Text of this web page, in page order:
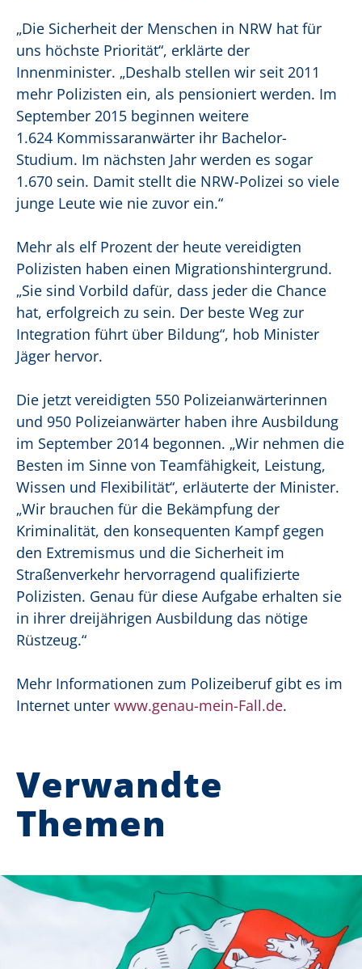
„Die Sicherheit der Menschen in NRW hat für
uns höchste Priorität“, erklärte der
Innenminister. „Deshalb stellen wir seit 2011
mehr Polizisten ein, als pensioniert werden. Im
September 2015 beginnen weitere
1.624 Kommissaranwärter ihr Bachelor-
Studium. Im nächsten Jahr werden es sogar
1.670 sein. Damit stellt die NRW-Polizei so viele
junge Leute wie nie zuvor ein.“
Mehr als elf Prozent der heute vereidigten
Polizisten haben einen Migrationshintergrund.
„Sie sind Vorbild dafür, dass jeder die Chance
hat, erfolgreich zu sein. Der beste Weg zur
Integration führt über Bildung“, hob Minister
Jäger hervor.
Die jetzt vereidigten 550 Polizeianwärterinnen
und 950 Polizeianwärter haben ihre Ausbildung
im September 2014 begonnen. „Wir nehmen die
Besten im Sinne von Teamfähigkeit, Leistung,
Wissen und Flexibilität“, erläuterte der Minister.
„Wir brauchen für die Bekämpfung der
Kriminalität, den konsequenten Kampf gegen
den Extremismus und die Sicherheit im
Straßenverkehr hervorragend qualifizierte
Polizisten. Genau für diese Aufgabe erhalten sie
in ihrer dreijährigen Ausbildung das nötige
Rüstzeug.“
Mehr Informationen zum Polizeiberuf gibt es im
Internet unter www.genau-mein-Fall.de.
Verwandte
Themen